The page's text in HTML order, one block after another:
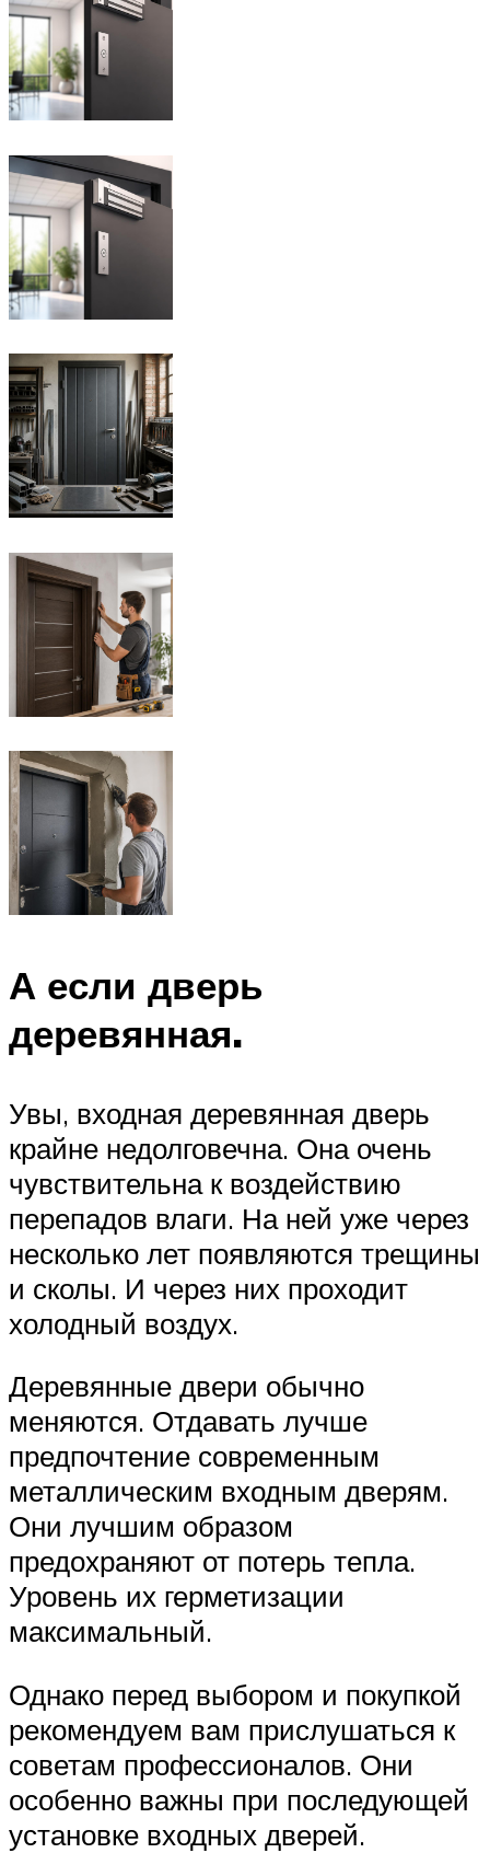
А если дверь
деревянная.
Увы, входная деревянная дверь
крайне недолговечна. Она очень
чувствительна к воздействию
перепадов влаги. На ней уже через
несколько лет появляются трещины
и сколы. И через них проходит
холодный воздух.
Деревянные двери обычно
меняются. Отдавать лучше
предпочтение современным
металлическим входным дверям.
Они лучшим образом
предохраняют от потерь тепла.
Уровень их герметизации
максимальный.
Однако перед выбором и покупкой
рекомендуем вам прислушаться к
советам профессионалов. Они
особенно важны при последующей
установке входных дверей.